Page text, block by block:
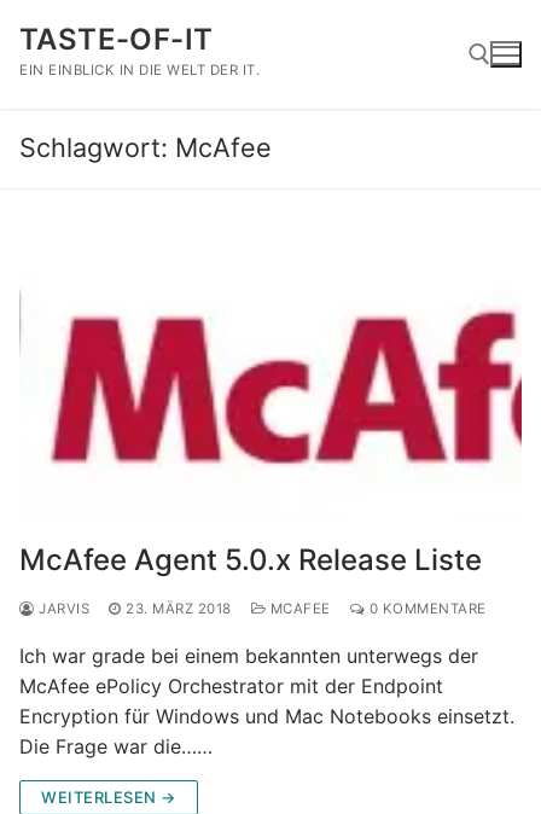
Inhalt
springen
TASTE-OF-IT
EIN EINBLICK IN DIE WELT DER IT.
Suchen nach:
Schlagwort: McAfee
McAfee Agent 5.0.x Release Liste
JARVIS 23. MÄRZ 2018 MCAFEE 0 KOMMENTARE
Ich war grade bei einem bekannten unterwegs der
McAfee ePolicy Orchestrator mit der Endpoint
Encryption für Windows und Mac Notebooks einsetzt.
Die Frage war die……
WEITERLESEN →